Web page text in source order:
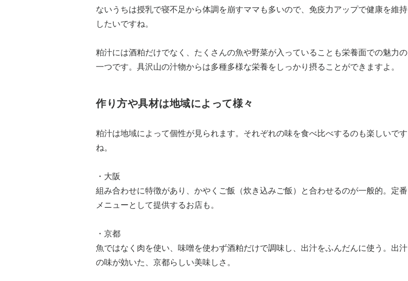
ないうちは授乳で寝不足から体調を崩すママも多いので、免疫力アップで健康を維持
したいですね。
粕汁には酒粕だけでなく、たくさんの魚や野菜が入っていることも栄養面での魅力の
一つです。具沢山の汁物からは多種多様な栄養をしっかり摂ることができますよ。
作り方や具材は地域によって様々
粕汁は地域によって個性が見られます。それぞれの味を食べ比べするのも楽しいです
ね。
・大阪
組み合わせに特徴があり、かやくご飯（炊き込みご飯）と合わせるのが一般的。定番
メニューとして提供するお店も。
・京都
魚ではなく肉を使い、味噌を使わず酒粕だけで調味し、出汁をふんだんに使う。出汁
の味が効いた、京都らしい美味しさ。